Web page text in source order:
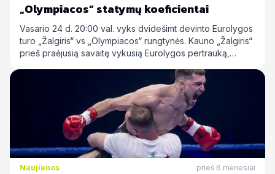
„Olympiacos“ statymų koeficientai
Vasario 24 d. 20:00 val. vyks dvidešimt devinto Eurolygos
turo „Žalgiris“ vs „Olympiacos“ rungtynės. Kauno „Žalgiris“
prieš praėjusią savaitę vykusią Eurolygos pertrauką,…
Naujienos prieš 6 mėnesiai